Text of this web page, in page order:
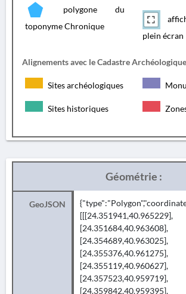
polygone du
toponyme Chronique
plein écran
Alignements avec le Cadastre
Sites archéologiques
Sites historiques
Géométrie :
GeoJSON
[[[24.351941,40.965229],
[24.351684,40.963608],
[24.354689,40.963025],
[24.355376,40.961275],
[24.355119,40.960627],
[24.357523,40.959719],
[24.359842,40.959395],